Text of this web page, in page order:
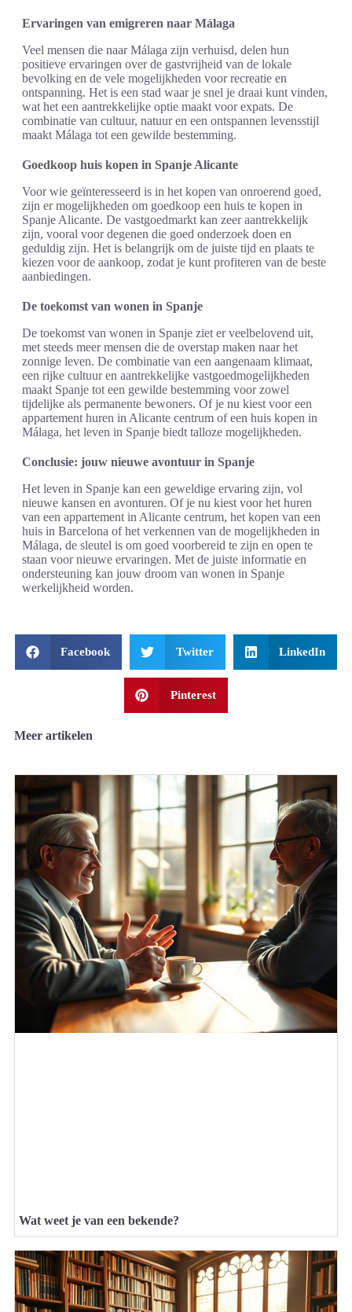
Ervaringen van emigreren naar Málaga
Veel mensen die naar Málaga zijn verhuisd, delen hun
positieve ervaringen over de gastvrijheid van de lokale
bevolking en de vele mogelijkheden voor recreatie en
ontspanning. Het is een stad waar je snel je draai kunt vinden,
wat het een aantrekkelijke optie maakt voor expats. De
combinatie van cultuur, natuur en een ontspannen levensstijl
maakt Málaga tot een gewilde bestemming.
Goedkoop huis kopen in Spanje Alicante
Voor wie geïnteresseerd is in het kopen van onroerend goed,
zijn er mogelijkheden om goedkoop een huis te kopen in
Spanje Alicante. De vastgoedmarkt kan zeer aantrekkelijk
zijn, vooral voor degenen die goed onderzoek doen en
geduldig zijn. Het is belangrijk om de juiste tijd en plaats te
kiezen voor de aankoop, zodat je kunt profiteren van de beste
aanbiedingen.
De toekomst van wonen in Spanje
De toekomst van wonen in Spanje ziet er veelbelovend uit,
met steeds meer mensen die de overstap maken naar het
zonnige leven. De combinatie van een aangenaam klimaat,
een rijke cultuur en aantrekkelijke vastgoedmogelijkheden
maakt Spanje tot een gewilde bestemming voor zowel
tijdelijke als permanente bewoners. Of je nu kiest voor een
appartement huren in Alicante centrum of een huis kopen in
Málaga, het leven in Spanje biedt talloze mogelijkheden.
Conclusie: jouw nieuwe avontuur in Spanje
Het leven in Spanje kan een geweldige ervaring zijn, vol
nieuwe kansen en avonturen. Of je nu kiest voor het huren
van een appartement in Alicante centrum, het kopen van een
huis in Barcelona of het verkennen van de mogelijkheden in
Málaga, de sleutel is om goed voorbereid te zijn en open te
staan voor nieuwe ervaringen. Met de juiste informatie en
ondersteuning kan jouw droom van wonen in Spanje
werkelijkheid worden.
Facebook Twitter LinkedIn
Pinterest
Meer artikelen
Wat weet je van een bekende?